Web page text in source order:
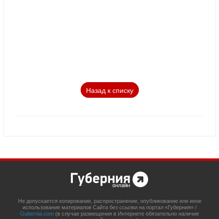
Назад к списку
Не допускается копирование, распространение, опубликование или иное
использование материалов Сайта без ссылки на портал «Губерния» /
Gubernia.com (в случае размещения в Интернете обязательно наличие